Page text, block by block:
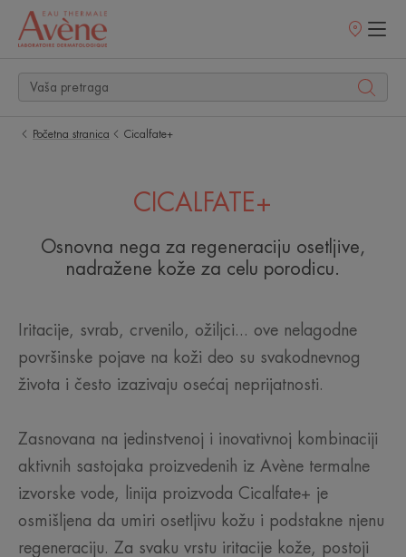
Prodajna
Početna stranica Cicalfate+
CICALFATE+
Osnovna nega za regeneraciju osetljive,
nadražene kože za celu porodicu.
Iritacije, svrab, crvenilo, ožiljci... ove nelagodne
površinske pojave na koži deo su svakodnevnog
života i često izazivaju osećaj neprijatnosti.
Zasnovana na jedinstvenoj i inovativnoj kombinaciji
aktivnih sastojaka proizvedenih iz Avène termalne
izvorske vode, linija proizvoda Cicalfate+ je
osmišljena da umiri osetljivu kožu i podstakne njenu
regeneraciju. Za svaku vrstu iritacije kože, postoji